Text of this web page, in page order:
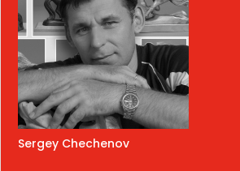
Sergey Chechenov